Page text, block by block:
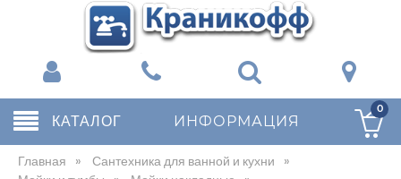
КАТАЛОГ ИНФОРМАЦИЯ
0
Главная » Сантехника для ванной и кухни »